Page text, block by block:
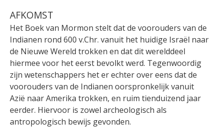
AFKOMST
Het Boek van Mormon stelt dat de voorouders van de
Indianen rond 600 v.Chr. vanuit het huidige Israël naar
de Nieuwe Wereld trokken en dat dit werelddeel
hiermee voor het eerst bevolkt werd. Tegenwoordig
zijn wetenschappers het er echter over eens dat de
voorouders van de Indianen oorspronkelijk vanuit
Azië naar Amerika trokken, en ruim tienduizend jaar
eerder. Hiervoor is zowel archeologisch als
antropologisch bewijs gevonden.